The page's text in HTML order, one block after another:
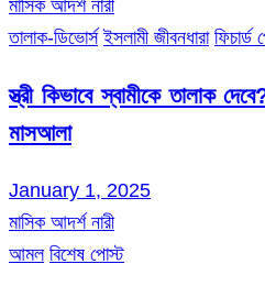
মাসিক আদর্শ নারী
তালাক-ডিভোর্স ইসলামী জীবনধারা ফিচার্ড
স্ত্রী কিভাবে স্বামীকে তালাক
মাসআলা
January 1, 2025
মাসিক আদর্শ নারী
আমল বিশেষ পোস্ট